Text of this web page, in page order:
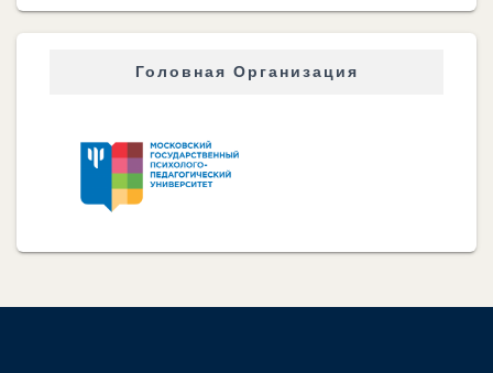
Головная Организация